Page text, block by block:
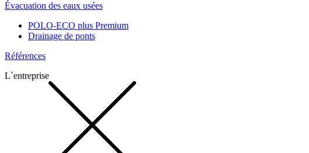
Évacuation des eaux usées
POLO-ECO plus Premium
Drainage de ponts
Références
L`entreprise